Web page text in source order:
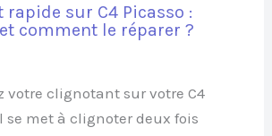
sur C4 Picasso :
comment le réparer ?
votre clignotant sur votre C4
se met à clignoter deux fois